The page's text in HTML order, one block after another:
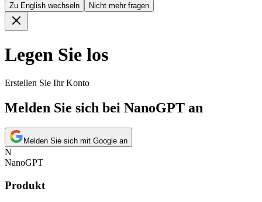
Zu English wechseln Nicht mehr fragen
Legen Sie los
Erstellen Sie Ihr Konto
Melden Sie sich bei NanoGPT an
Melden Sie sich mit Google an
N
NanoGPT
Produkt